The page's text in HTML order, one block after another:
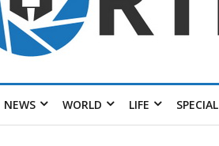
NEWS WORLD LIFE SPECIAL